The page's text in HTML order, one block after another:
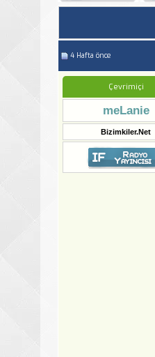
4 Hafta önce
Çevrimiçi
meLanie
Bizimkiler.Net